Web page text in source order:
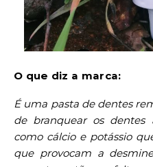
O que diz a marca:
É uma pasta de dentes
de branquear os dentes
como cálcio e potássio
que provocam a